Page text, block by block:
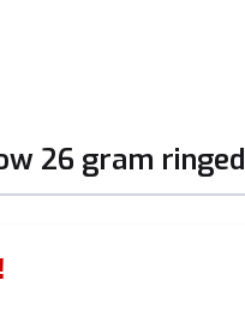
26 gram ringed